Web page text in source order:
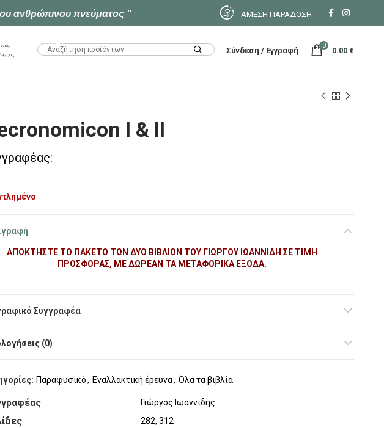
ανθρώπινου πνεύματος " ΑΜΕΣΗ ΠΑΡΑΔΟΣΗ
Σύνδεση / Εγγραφή 0 0.00 €
I & II
ΑΠΟΚΤΉΣΤΕ ΤΟ ΠΑΚΈΤΟ ΤΩΝ ΔΎΟ ΒΙΒΛΊΩΝ ΤΟΥ ΓΙΏΡΓΟΥ ΙΩΑΝΝΊΔΗ ΣΕ ΤΙΜΉ
ΠΡΟΣΦΟΡΆΣ, ΜΕ ΔΩΡΕΆΝ ΤΑ ΜΕΤΑΦΟΡΙΚΆ ΈΞΟΔΑ.
Συγγραφέα
(0)
Παραφυσικό, Εναλλακτική έρευνα, Όλα τα βιβλία
Γιώργος Ιωαννίδης
282, 312